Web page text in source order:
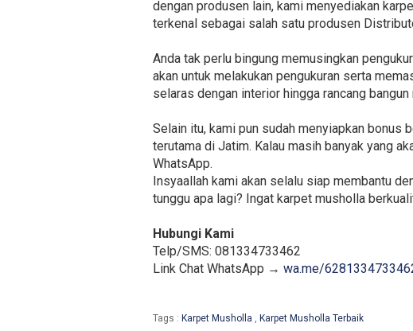
dengan produsen lain, kami menyediakan
terkenal sebagai salah satu produsen
Anda tak perlu bingung memusingkan
akan untuk melakukan pengukuran serta
selaras dengan interior hingga rancang bangun
Selain itu, kami pun sudah menyiapkan bonus
terutama di Jatim. Kalau masih banyak yang
WhatsApp.
Insyaallah kami akan selalu siap membantu
tunggu apa lagi? Ingat karpet musholla
Hubungi Kami
Telp/SMS: 081334733462
Link Chat WhatsApp → wa.me/
Tags : Karpet Musholla , Karpet Musholla Terbaik